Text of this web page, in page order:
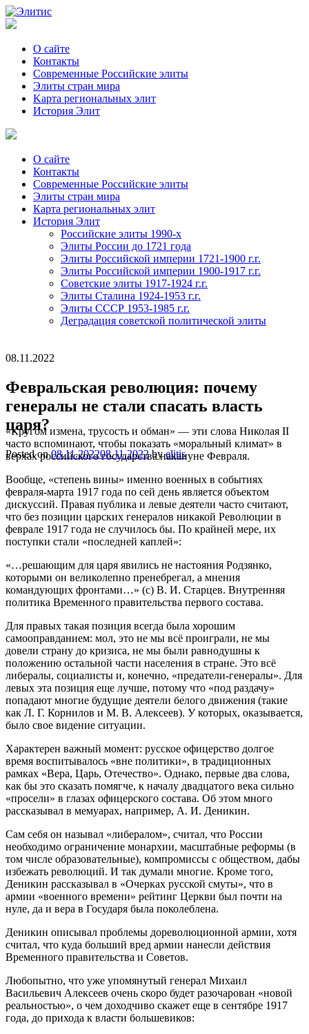
О сайте
Контакты
Современные Российские элиты
Элиты стран мира
Kартa региональных элит
История Элит
О сайте
Контакты
Современные Российские элиты
Элиты стран мира
Картa региональных элит
История Элит
Российские элиты 1990-х
Элиты России до 1721 года
Элиты Российской империи 1721-1900 г.г.
Элиты Российской империи 1900-1917 г.г.
Советские элиты 1917-1924 г.г.
Элиты Сталина 1924-1953 г.г.
Элиты СССР 1953-1985 г.г.
Деградация советской политической элиты
08.11.2022
Февральская революция: почему
генералы не стали спасать власть
царя?
Posted on08.11.202208.11.2022byelitis
«Кругом измена, трусость и обман» — эти слова Николая II
часто вспоминают, чтобы показать «моральный климат» в
верхах российского государства накануне Февраля.
Вообще, «степень вины» именно военных в событиях
февраля-марта 1917 года по сей день является объектом
дискуссий. Правая публика и левые деятели часто считают,
что без позиции царских генералов никакой Революции в
феврале 1917 года не случилось бы. По крайней мере, их
поступки стали «последней каплей»:
«…решающим для царя явились не настояния Родзянко,
которыми он великолепно пренебрегал, а мнения
командующих фронтами…» (с) В. И. Старцев. Внутренняя
политика Временного правительства первого состава.
Для правых такая позиция всегда была хорошим
самооправданием: мол, это не мы всё проиграли, не мы
довели страну до кризиса, не мы были равнодушны к
положению остальной части населения в стране. Это всё
либералы, социалисты и, конечно, «предатели-генералы». Для
левых эта позиция еще лучше, потому что «под раздачу»
попадают многие будущие деятели белого движения (такие
как Л. Г. Корнилов и М. В. Алексеев). У которых, оказывается,
было свое видение ситуации.
Характерен важный момент: русское офицерство долгое
время воспитывалось «вне политики», в традиционных
рамках «Вера, Царь, Отечество». Однако, первые два слова,
как бы это сказать помягче, к началу двадцатого века сильно
«просели» в глазах офицерского состава. Об этом много
рассказывал в мемуарах, например, А. И. Деникин.
Сам себя он называл «либералом», считал, что России
необходимо ограничение монархии, масштабные реформы (в
том числе образовательные), компромиссы с обществом, дабы
избежать революций. И так думали многие. Кроме того,
Деникин рассказывал в «Очерках русской смуты», что в
армии «военного времени» рейтинг Церкви был почти на
нуле, да и вера в Государя была поколеблена.
Деникин описывал проблемы дореволюционной армии, хотя
считал, что куда больший вред армии нанесли действия
Временного правительства и Советов.
Любопытно, что уже упомянутый генерал Михаил
Васильевич Алексеев очень скоро будет разочарован «новой
реальностью», о чем доходчиво скажет еще в сентябре 1917
года, до прихода к власти большевиков: